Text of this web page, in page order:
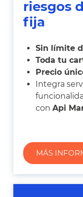
riesgos
fija
Sin límite
Toda tu
Precio
Integra
con Api
MÁS